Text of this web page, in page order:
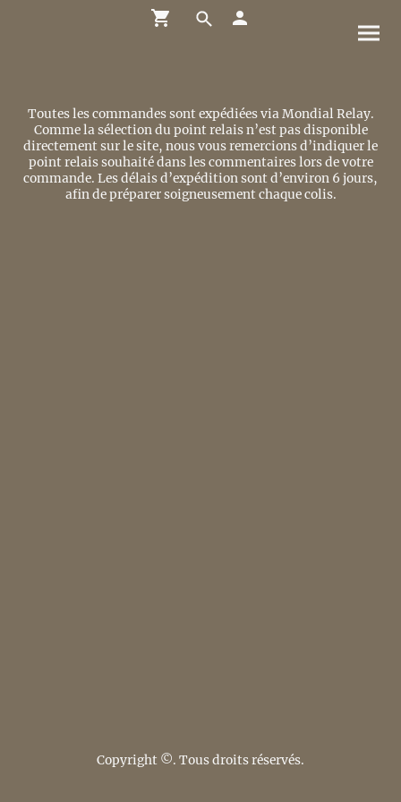
Toutes les commandes sont expédiées via Mondial Relay.
Comme la sélection du point relais n’est pas disponible
directement sur le site, nous vous remercions d’indiquer le
point relais souhaité dans les commentaires lors de votre
commande. Les délais d’expédition sont d’environ 6 jours,
afin de préparer soigneusement chaque colis.
Copyright ©. Tous droits réservés.